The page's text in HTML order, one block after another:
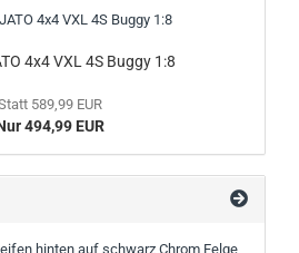
4x4 VXL 4S Buggy 1:8
589,99 EUR
494,99 EUR